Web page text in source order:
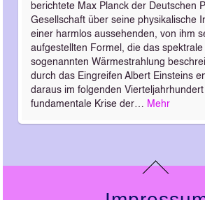
berichtete Max Planck der Deutschen
Gesellschaft über seine physikalische
einer harmlos aussehenden, von ihm
aufgestellten Formel, die das
sogenannten Wärmestrahlung
durch das Eingreifen Albert Einsteins
daraus im folgenden
fundamentale Krise der… Mehr